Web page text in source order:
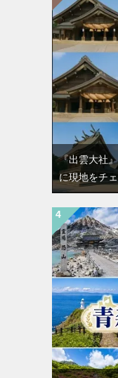
『出雲大社
に現地をチ